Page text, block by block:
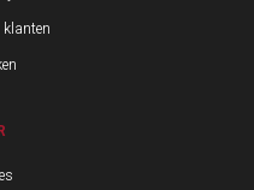
klanten